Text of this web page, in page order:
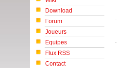
Download
Forum
Joueurs
Equipes
Flux RSS
Contact